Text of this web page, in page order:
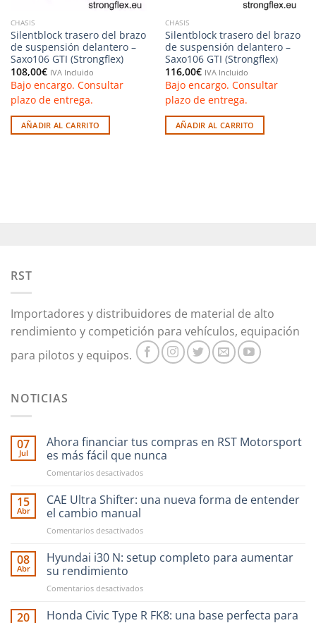
CHASIS
Silentblock trasero del brazo
de suspensión delantero –
Saxo106 GTI (Strongflex)
108,00€ IVA Incluido
Bajo encargo. Consultar
plazo de entrega.
AÑADIR AL CARRITO
CHASIS
Silentblock trasero del brazo
de suspensión delantero –
Saxo106 GTI (Strongflex)
116,00€ IVA Incluido
Bajo encargo. Consultar
plazo de entrega.
AÑADIR AL CARRITO
RST
Importadores y distribuidores de material de alto
rendimiento y competición para vehículos, equipación
para pilotos y equipos.
NOTICIAS
07
Jul
Ahora financiar tus compras en RST Motorsport
es más fácil que nunca
Comentarios desactivadosen
financiar
en
Motorsport
fácil
nunca
15
Abr
CAE Ultra Shifter: una nueva forma de entender
el cambio manual
Comentarios desactivadosen
Ultra
Shifter:
nueva
de
08
Abr
Hyundai i30 N: setup completo para aumentar
su rendimiento
Comentarios desactivadosen
i30
20
Honda Civic Type R FK8: una base perfecta para